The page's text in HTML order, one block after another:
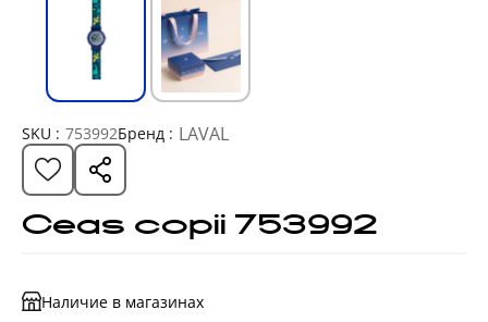
SKU : 753992Бренд : LAVAL
Ceas copii 753992
Наличие в магазинах